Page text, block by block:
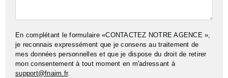
En complétant le formulaire «CONTACTEZ NOTRE AGENCE »,
je reconnais expressément que je consens au traitement de
mes données personnelles et que je dispose du droit de retirer
mon consentement à tout moment en m'adressant à
support@fnaim.fr.